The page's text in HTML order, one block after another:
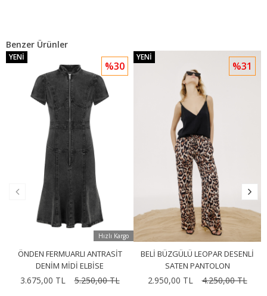
Benzer Ürünler
Hızlı Kargo
ÖNDEN FERMUARLI ANTRASIT
DENIM MIDI ELBISE
3.675,00 TL 5.250,00 TL
%30
YENI
BELI BÜZGÜLÜ LEOPAR DESENLI
SATEN PANTOLON
2.950,00 TL 4.250,00 TL
%31
YENI